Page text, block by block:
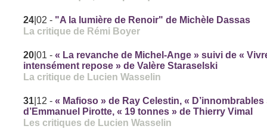
24 |02 - "A la lumière de Renoir" de Michèle Dassas
La critique de Rémi Boyer
20 |01 -« La revanche de Michel-Ange » suivi de «
intensément repose » de Valère Staraselski
La critique de Lucien Wasselin
31 |12 -« Mafioso » de Ray Celestin, «
d’Emmanuel Pirotte, « 19 tonnes » de Thierry Vimal
Les critiques de Lucien Wasselin